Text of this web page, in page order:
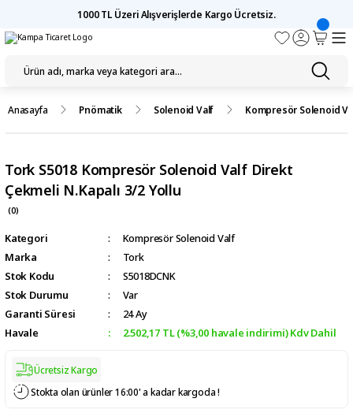
1000 TL Üzeri Alışverişlerde Kargo Ücretsiz.
Anasayfa Pnömatik Solenoid Valf Kompresör Solenoid
Tork S5018 Kompresör Solenoid Valf Direkt
Çekmeli N.Kapalı 3/2 Yollu
(0)
Kategori
Kompresör Solenoid Valf
Marka
Tork
Stok Kodu
S5018DCNK
Stok Durumu
Var
Garanti Süresi
24 Ay
Havale
2.502,17 TL (%3,00 havale indirimi) Kdv Dahil
Ücretsiz Kargo
Stokta olan ürünler 16:00' a kadar kargoda !